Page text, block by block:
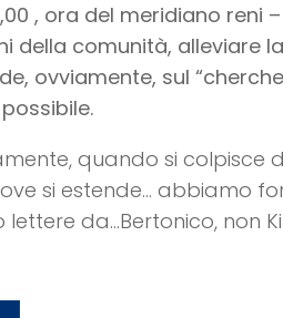
, ora del meridiano reni
della comunità, alleviare
ovviamente, sul
quando si colpisce
si estende… abbiamo
da…Bertonico, non